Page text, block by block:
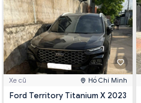
Xe cũ Hồ Chí Minh
Ford Territory Titanium X 2023